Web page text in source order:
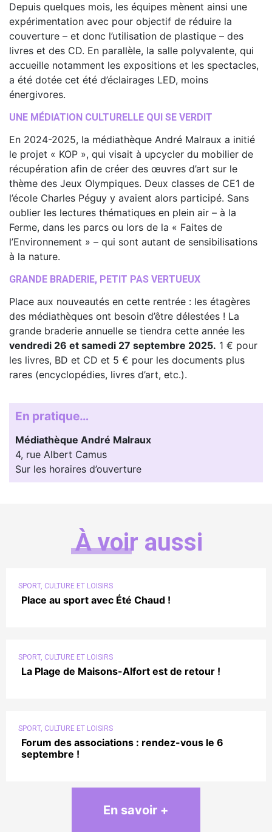
Depuis quelques mois, les équipes mènent ainsi une
expérimentation avec pour objectif de réduire la
couverture – et donc l’utilisation de plastique – des
livres et des CD. En parallèle, la salle polyvalente, qui
accueille notamment les expositions et les spectacles,
a été dotée cet été d’éclairages LED, moins
énergivores.
UNE MÉDIATION CULTURELLE QUI SE VERDIT
En 2024-2025, la médiathèque André Malraux a initié
le projet « KOP », qui visait à upcycler du mobilier de
récupération afin de créer des œuvres d’art sur le
thème des Jeux Olympiques. Deux classes de CE1 de
l’école Charles Péguy y avaient alors participé. Sans
oublier les lectures thématiques en plein air – à la
Ferme, dans les parcs ou lors de la « Faites de
l’Environnement » – qui sont autant de sensibilisations
à la nature.
GRANDE BRADERIE, PETIT PAS VERTUEUX
Place aux nouveautés en cette rentrée : les étagères
des médiathèques ont besoin d’être délestées ! La
grande braderie annuelle se tiendra cette année les
vendredi 26 et samedi 27 septembre 2025. 1 € pour
les livres, BD et CD et 5 € pour les documents plus
rares (encyclopédies, livres d’art, etc.).
En pratique…
Médiathèque André Malraux
4, rue Albert Camus
Sur les horaires d’ouverture
À voir aussi
SPORT, CULTURE ET LOISIRS
Place au sport avec Été Chaud !
SPORT, CULTURE ET LOISIRS
La Plage de Maisons-Alfort est de retour !
SPORT, CULTURE ET LOISIRS
Forum des associations : rendez-vous le 6
septembre !
En savoir +